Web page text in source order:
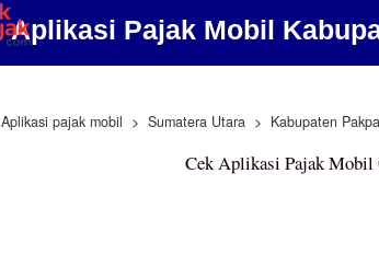
Aplikasi Pajak Mobil
Aplikasi pajak mobil Sumatera Utara Kabupaten
Cek Aplikasi Pajak Mobil